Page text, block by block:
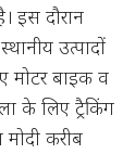
इस दौरान
उत्पादों
मोटर बाइक व
के लिए ट्रैकिंग
करीब